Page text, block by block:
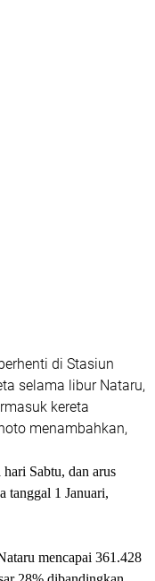
di Stasiun
selama libur Nataru,
kereta
menambahkan,
Sabtu, dan arus
tanggal 1 Januari,
mencapai 361.428